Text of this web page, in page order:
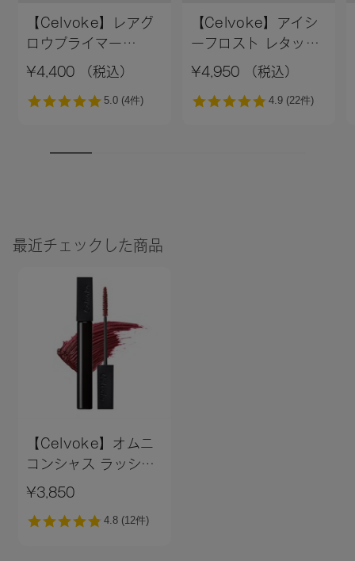
【Celvoke】レアグ
ロウプライマー
［01,02］＜新色追加
¥4,400 （税込）
【Celvoke】アイシ
ーフロスト レタッチ
クッション EX01
¥4,950 （税込）
最近チェックした商品
【Celvoke】オムニ
コンシャス ラッシュ
［05,06］＜2025
¥3,850